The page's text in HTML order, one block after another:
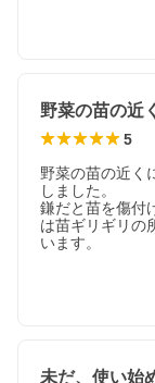
視聴ページへ(外
5
野菜の苗の近く
しました。
鎌だと苗を傷付
は苗ギリギリの
います。